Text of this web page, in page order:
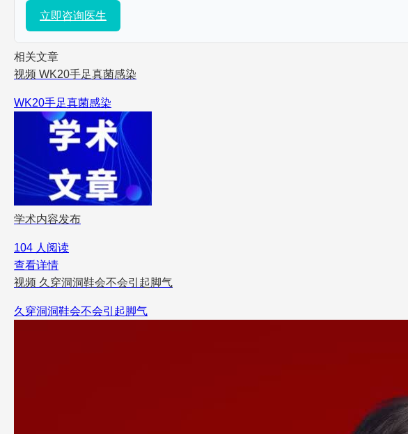
立即咨询医生
相关文章
视频 WK20手足真菌感染
WK20手足真菌感染
学术内容发布
104 人阅读
查看详情
视频 久穿洞洞鞋会不会引起脚气
久穿洞洞鞋会不会引起脚气